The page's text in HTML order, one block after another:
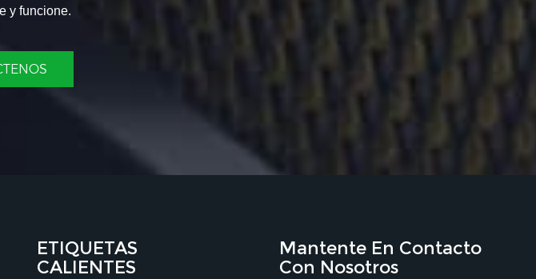
y funcione.
ETIQUETAS
CALIENTES
Mantente En Contacto
Con Nosotros